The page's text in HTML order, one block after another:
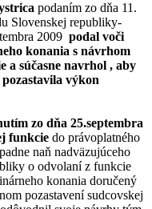
podaním zo dňa 11.
Slovenskej republiky-
2009 podal voči
konania s návrhom
a súčasne navrhol , aby
výkon
zo dňa 25.septembra
funkcie do právoplatného
naň nadväzujúceho
o odvolaní z funkcie
konania doručený
pozastavení sudcovskej